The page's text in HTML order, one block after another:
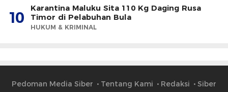
10
Karantina Maluku Sita 110 Kg Daging Rusa
Timor di Pelabuhan Bula
HUKUM & KRIMINAL
Pedoman Media Siber Tentang Kami Redaksi Siber